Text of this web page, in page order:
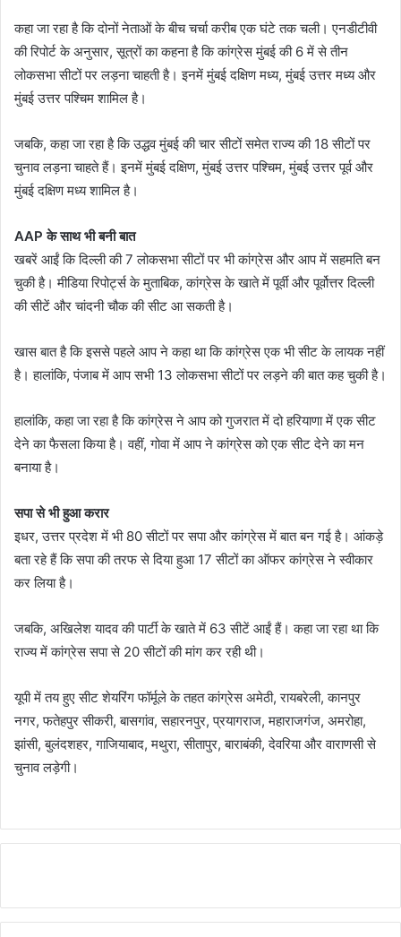
कहा जा रहा है कि दोनों नेताओं के बीच चर्चा करीब एक घंटे तक चली। एनडीटीवी
की रिपोर्ट के अनुसार, सूत्रों का कहना है कि कांग्रेस मुंबई की 6 में से तीन
लोकसभा सीटों पर लड़ना चाहती है। इनमें मुंबई दक्षिण मध्य, मुंबई उत्तर मध्य और
मुंबई उत्तर पश्चिम शामिल है।
जबकि, कहा जा रहा है कि उद्धव मुंबई की चार सीटों समेत राज्य की 18 सीटों पर
चुनाव लड़ना चाहते हैं। इनमें मुंबई दक्षिण, मुंबई उत्तर पश्चिम, मुंबई उत्तर पूर्व और
मुंबई दक्षिण मध्य शामिल है।
AAP के साथ भी बनी बात
खबरें आईं कि दिल्ली की 7 लोकसभा सीटों पर भी कांग्रेस और आप में सहमति बन
चुकी है। मीडिया रिपोर्ट्स के मुताबिक, कांग्रेस के खाते में पूर्वी और पूर्वोत्तर दिल्ली
की सीटें और चांदनी चौक की सीट आ सकती है।
खास बात है कि इससे पहले आप ने कहा था कि कांग्रेस एक भी सीट के लायक नहीं
है। हालांकि, पंजाब में आप सभी 13 लोकसभा सीटों पर लड़ने की बात कह चुकी है।
हालांकि, कहा जा रहा है कि कांग्रेस ने आप को गुजरात में दो हरियाणा में एक सीट
देने का फैसला किया है। वहीं, गोवा में आप ने कांग्रेस को एक सीट देने का मन
बनाया है।
सपा से भी हुआ करार
इधर, उत्तर प्रदेश में भी 80 सीटों पर सपा और कांग्रेस में बात बन गई है। आंकड़े
बता रहे हैं कि सपा की तरफ से दिया हुआ 17 सीटों का ऑफर कांग्रेस ने स्वीकार
कर लिया है।
जबकि, अखिलेश यादव की पार्टी के खाते में 63 सीटें आईं हैं। कहा जा रहा था कि
राज्य में कांग्रेस सपा से 20 सीटों की मांग कर रही थी।
यूपी में तय हुए सीट शेयरिंग फॉर्मूले के तहत कांग्रेस अमेठी, रायबरेली, कानपुर
नगर, फतेहपुर सीकरी, बासगांव, सहारनपुर, प्रयागराज, महाराजगंज, अमरोहा,
झांसी, बुलंदशहर, गाजियाबाद, मथुरा, सीतापुर, बाराबंकी, देवरिया और वाराणसी से
चुनाव लड़ेगी।